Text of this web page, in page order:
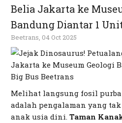
Belia Jakarta ke
Bandung Diantar 1
Beetrans, 04 Oct 2025
Melihat langsung fosil
adalah pengalaman yang
anak usia dini.Taman